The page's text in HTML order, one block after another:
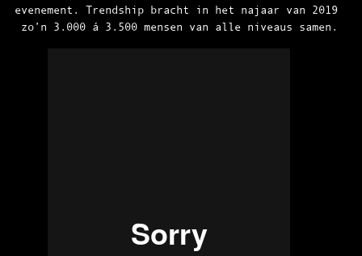
evenement. Trendship bracht in het najaar van 2019
zo’n 3.000 á 3.500 mensen van alle niveaus samen.